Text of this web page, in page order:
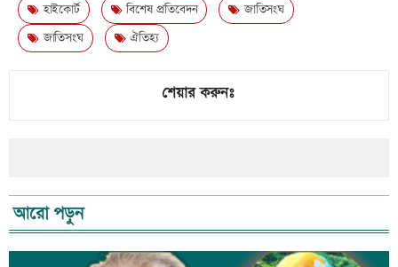
হাইকোর্ট বিশেষ প্রতিবেদন
জাতিসংঘ
জাতিসংঘ
ঐতিহ্য
শেয়ার করুনঃ
আরো পড়ুন